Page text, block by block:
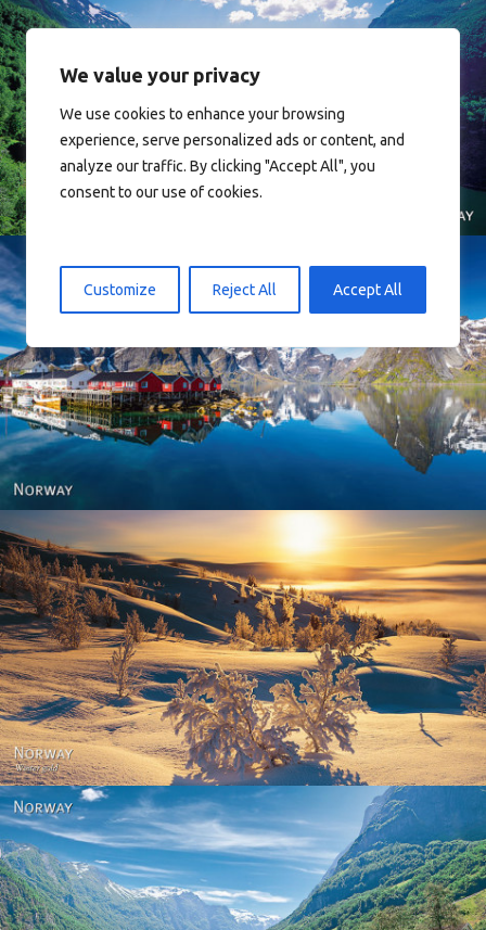
We value your privacy
We use cookies to enhance your browsing
experience, serve personalized ads or content, and
analyze our traffic. By clicking "Accept All", you
consent to our use of cookies.
Customize Reject All Accept All
Norway
Reine - Lofoten, Nord Norge. North Norway.
Norway - Winter gold